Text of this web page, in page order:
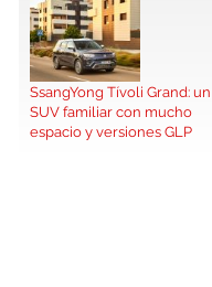
SsangYong Tívoli Grand: un
SUV familiar con mucho
espacio y versiones GLP